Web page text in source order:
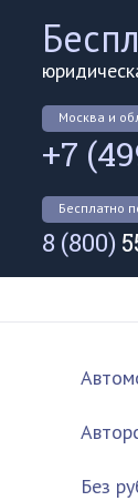
Москва и
+7
Бесплатно
8 (800)
Без